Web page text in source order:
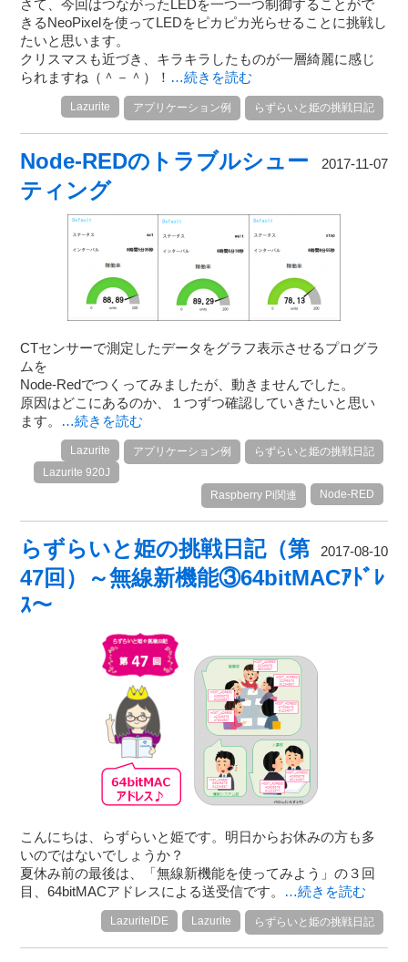
さて、今回はつながったLEDを一つ一つ制御することがで
きるNeoPixelを使ってLEDをピカピカ光らせることに挑戦し
たいと思います。
クリスマスも近づき、キラキラしたものが一層綺麗に感じ
られますね（＾－＾）！ …続きを読む
らずらいと姫の挑戦日記
アプリケーション例
Lazurite
2017-11-07
Node-REDのトラブルシュー
ティング
CTセンサーで測定したデータをグラフ表示させるプログラ
ムを
Node-Redでつくってみましたが、動きませんでした。
原因はどこにあるのか、１つずつ確認していきたいと思い
ます。 …続きを読む
らずらいと姫の挑戦日記
アプリケーション例
Lazurite
Lazurite 920J
Node-RED
Raspberry Pi関連
2017-08-10
らずらいと姫の挑戦日記（第
47回）～無線新機能③64bitMACｱﾄﾞﾚ
ｽ～
こんにちは、らずらいと姫です。明日からお休みの方も多
いのではないでしょうか？
夏休み前の最後は、「無線新機能を使ってみよう」の３回
目、64bitMACアドレスによる送受信です。 …続きを読む
らずらいと姫の挑戦日記
Lazurite
LazuriteIDE